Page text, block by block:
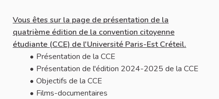
A propos de cette concertation
Vous êtes sur la page de présentation de la
quatrième édition de la convention citoyenne
étudiante (CCE) de l'Université Paris-Est Créteil.
Présentation de la CCE
Présentation de l'édition 2024-2025 de la CCE
Objectifs de la CCE
Films-documentaires